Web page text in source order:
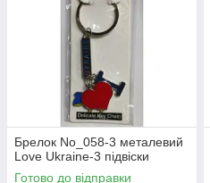
Брелок No_058-3 металевий
Love Ukraine-3 підвіски
Готово до відправки